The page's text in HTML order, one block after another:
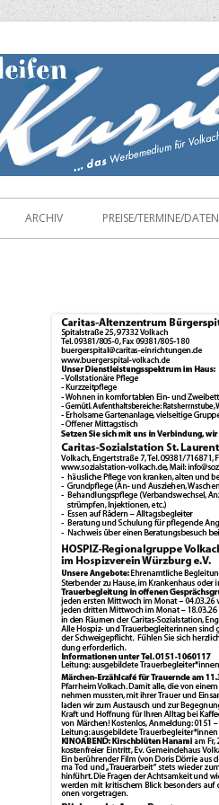
ARCHIV PREISE/TERMINE/DATEN